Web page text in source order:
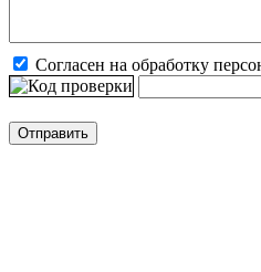
Согласен на обработку